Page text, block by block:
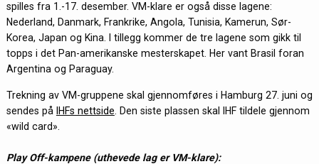
spilles fra 1.-17. desember. VM-klare er også disse lagene:
Nederland, Danmark, Frankrike, Angola, Tunisia, Kamerun, Sør-
Korea, Japan og Kina. I tillegg kommer de tre lagene som gikk til
topps i det Pan-amerikanske mesterskapet. Her vant Brasil foran
Argentina og Paraguay.
Trekning av VM-gruppene skal gjennomføres i Hamburg 27. juni og
sendes på
IHFs nettside . Den siste plassen skal IHF tildele gjennom
«wild card».
Play Off-kampene (uthevede lag er VM-klare):